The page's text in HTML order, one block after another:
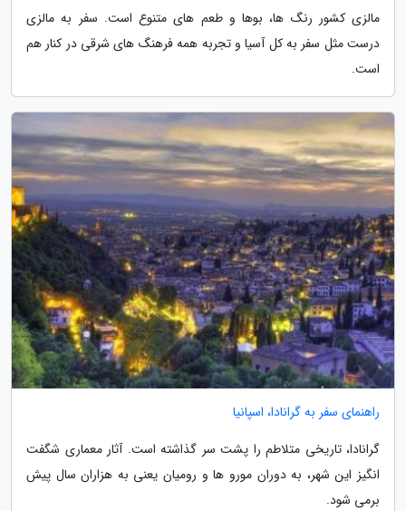
مالزی کشور رنگ ها، بوها و طعم های متنوع است. سفر به مالزی
درست مثل سفر به کل آسیا و تجربه همه فرهنگ های شرقی در کنار هم
است.
راهنمای سفر به گرانادا، اسپانیا
گرانادا، تاریخی متلاطم را پشت سر گذاشته است. آثار معماری شگفت
انگیز این شهر، به دوران مورو ها و رومیان یعنی به هزاران سال پیش
برمی شود.